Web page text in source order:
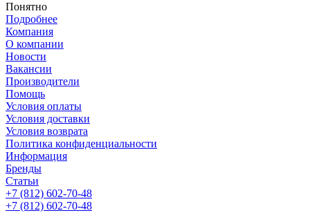
Понятно
Подробнее
Компания
О компании
Новости
Вакансии
Производители
Помощь
Условия оплаты
Условия доставки
Условия возврата
Политика конфиденциальности
Информация
Бренды
Статьи
+7 (812) 602-70-48
+7 (812) 602-70-48